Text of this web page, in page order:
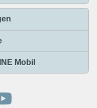
Mobil